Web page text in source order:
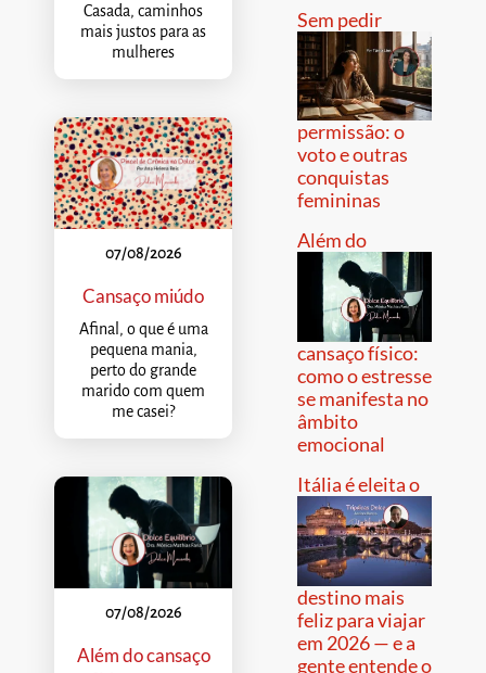
Casada, caminhos
mais justos para as
mulheres
07/08/2026
Cansaço miúdo
Afinal, o que é uma
pequena mania,
perto do grande
marido com quem
me casei?
07/08/2026
Além do cansaço
Sem pedir
permissão: o
voto e outras
conquistas
femininas
Além do
cansaço físico:
como o estresse
se manifesta no
âmbito
emocional
Itália é eleita o
destino mais
feliz para viajar
em 2026 — e a
gente entende o